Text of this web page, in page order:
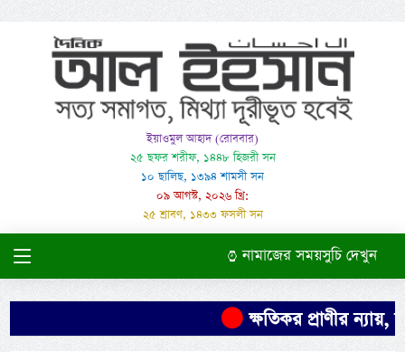
ইয়াওমুল আহাদ (রোববার)
২৫ ছফর শরীফ, ১৪৪৮ হিজরী সন
১০ ছালিছ, ১৩৯৪ শামসী সন
০৯ আগস্ট, ২০২৬ খ্রি:
২৫ শ্রাবণ, ১৪৩৩ ফসলী সন
নামাজের সময়সুচি দেখুন
ক্ষতিকর প্রাণীর ন্যায়,